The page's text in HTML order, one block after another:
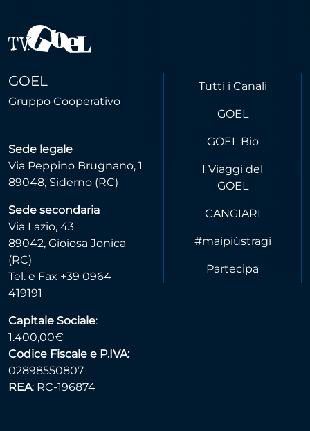
GOEL
Gruppo Cooperativo
Sede legale
Via Peppino Brugnano, 1
89048, Siderno (RC)
Sede secondaria
Via Lazio, 43
89042, Gioiosa Jonica
(RC)
Tel. e Fax +39 0964
419191
Capitale Sociale:
1.400,00€
Codice Fiscale e P.IVA:
02898550807
REA: RC-196874
Tutti i Canali
GOEL
GOEL Bio
I Viaggi del
GOEL
CANGIARI
#maipiùstragi
Partecipa